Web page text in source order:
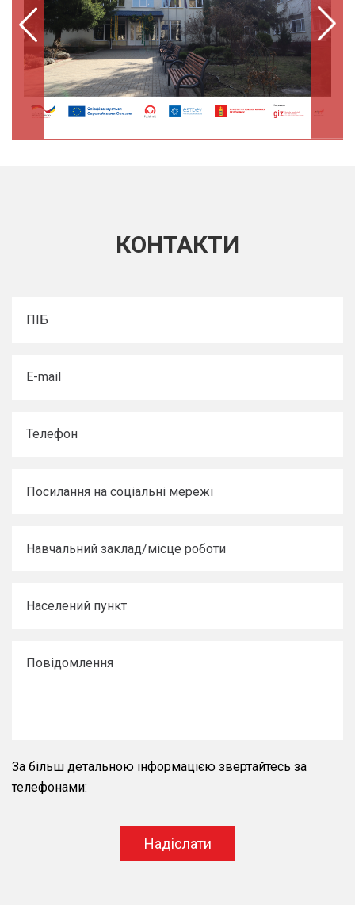
КОНТАКТИ
За більш детальною інформацією звертайтесь за
телефонами:
Надіслати